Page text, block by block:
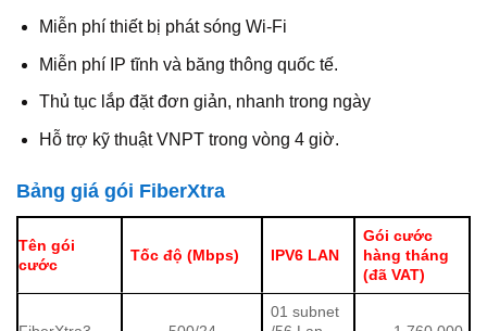
Miễn phí thiết bị phát sóng Wi-Fi
Miễn phí IP tĩnh và băng thông quốc tế.
Thủ tục lắp đặt đơn giản, nhanh trong ngày
Hỗ trợ kỹ thuật VNPT trong vòng 4 giờ.
Bảng giá gói FiberXtra
Tên gói
cước
Tốc độ (Mbps) IPV6 LAN
Gói cước
hàng tháng
(đã VAT)
01 subnet